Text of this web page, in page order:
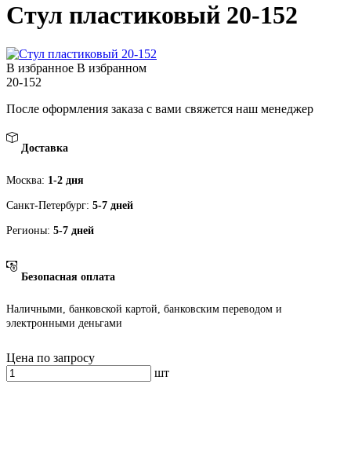
Стул пластиковый 20-152
В избранное В избранном
20-152
После оформления заказа с вами свяжется наш менеджер
Доставка
Москва: 1-2 дня
Санкт-Петербург: 5-7 дней
Регионы: 5-7 дней
Безопасная оплата
Наличными, банковской картой, банковским переводом и
электронными деньгами
Цена по запросу
шт